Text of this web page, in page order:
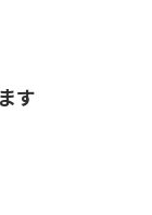
す